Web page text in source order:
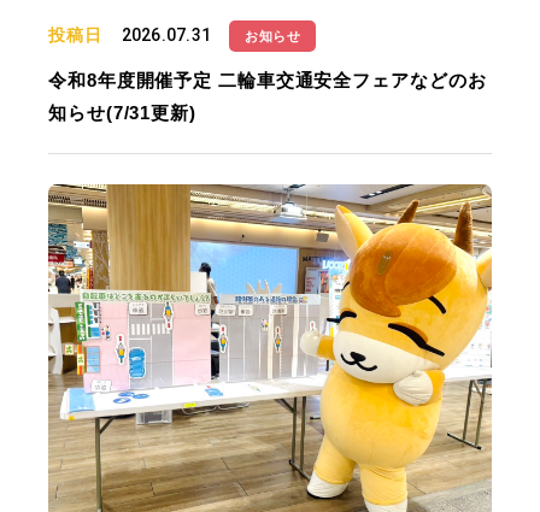
投稿日 2026.07.31 お知らせ
令和8年度開催予定 二輪車交通安全フェアなどのお
知らせ(7/31更新)